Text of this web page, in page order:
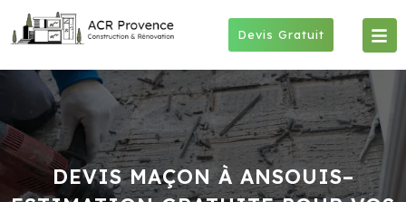
Devis Gratuit
DEVIS MAÇON À ANSOUIS–